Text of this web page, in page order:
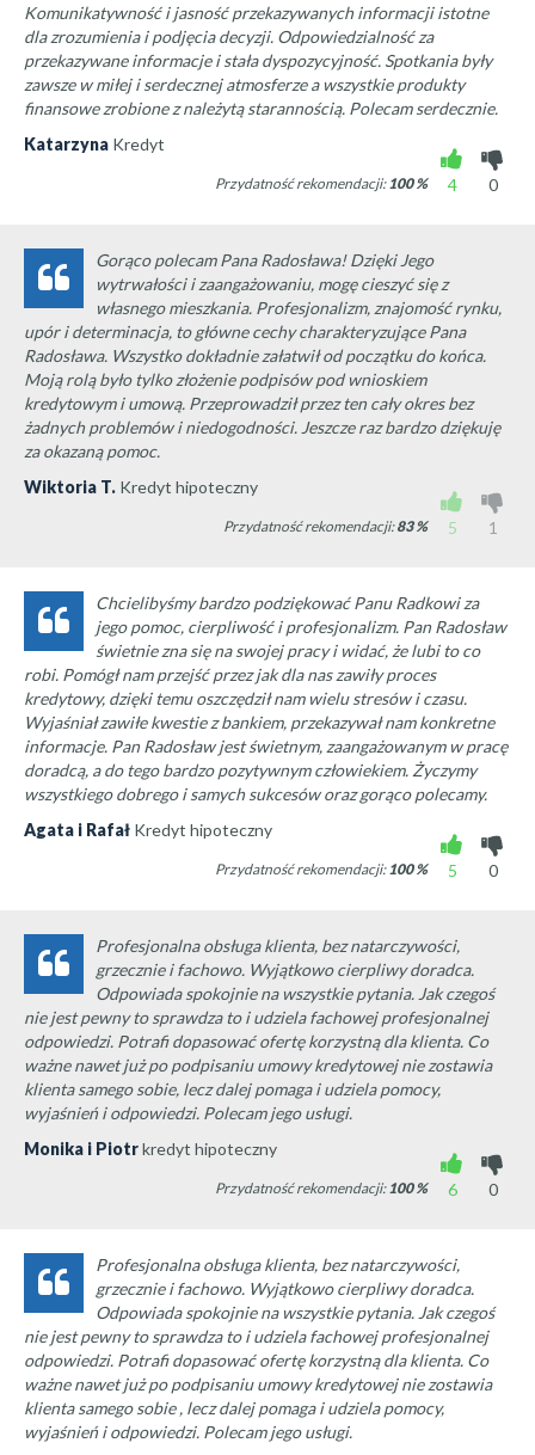
Komunikatywność i jasność przekazywanych informacji istotne
dla zrozumienia i podjęcia decyzji. Odpowiedzialność za
przekazywane informacje i stała dyspozycyjność. Spotkania były
zawsze w miłej i serdecznej atmosferze a wszystkie produkty
finansowe zrobione z należytą starannością. Polecam serdecznie.
Katarzyna Kredyt
4
0
Przydatność rekomendacji: 100 %
Gorąco polecam Pana Radosława! Dzięki Jego
wytrwałości i zaangażowaniu, mogę cieszyć się z
własnego mieszkania. Profesjonalizm, znajomość rynku,
upór i determinacja, to główne cechy charakteryzujące Pana
Radosława. Wszystko dokładnie załatwił od początku do końca.
Moją rolą było tylko złożenie podpisów pod wnioskiem
kredytowym i umową. Przeprowadził przez ten cały okres bez
żadnych problemów i niedogodności. Jeszcze raz bardzo dziękuję
za okazaną pomoc.
Wiktoria T. Kredyt hipoteczny
5
1
Przydatność rekomendacji:83 %
Chcielibyśmy bardzo podziękować Panu Radkowi za
jego pomoc, cierpliwość i profesjonalizm. Pan Radosław
świetnie zna się na swojej pracy i widać, że lubi to co
robi. Pomógł nam przejść przez jak dla nas zawiły proces
kredytowy, dzięki temu oszczędził nam wielu stresów i czasu.
Wyjaśniał zawiłe kwestie z bankiem, przekazywał nam konkretne
informacje. Pan Radosław jest świetnym, zaangażowanym w pracę
doradcą, a do tego bardzo pozytywnym człowiekiem. Życzymy
wszystkiego dobrego i samych sukcesów oraz gorąco polecamy.
Agata i Rafał Kredyt hipoteczny
5
0
Przydatność rekomendacji: 100 %
Profesjonalna obsługa klienta, bez natarczywości,
grzecznie i fachowo. Wyjątkowo cierpliwy doradca.
Odpowiada spokojnie na wszystkie pytania. Jak czegoś
nie jest pewny to sprawdza to i udziela fachowej profesjonalnej
odpowiedzi. Potrafi dopasować ofertę korzystną dla klienta. Co
ważne nawet już po podpisaniu umowy kredytowej nie zostawia
klienta samego sobie, lecz dalej pomaga i udziela pomocy,
wyjaśnień i odpowiedzi. Polecam jego usługi.
Monika i Piotrkredyt hipoteczny
6
0
Przydatność rekomendacji: 100 %
Profesjonalna obsługa klienta, bez natarczywości,
grzecznie i fachowo. Wyjątkowo cierpliwy doradca.
Odpowiada spokojnie na wszystkie pytania. Jak czegoś
nie jest pewny to sprawdza to i udziela fachowej profesjonalnej
odpowiedzi. Potrafi dopasować ofertę korzystną dla klienta. Co
ważne nawet już po podpisaniu umowy kredytowej nie zostawia
klienta samego sobie , lecz dalej pomaga i udziela pomocy,
wyjaśnień i odpowiedzi. Polecam jego usługi.